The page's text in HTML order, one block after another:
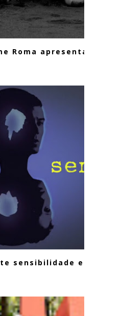
Roma apresenta
sensibilidade em